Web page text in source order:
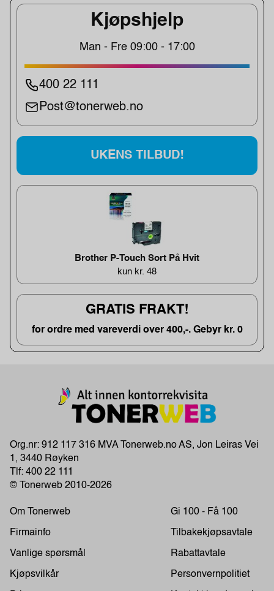
Kjøpshjelp
Man - Fre 09:00 - 17:00
400 22 111
Post@tonerweb.no
UKENS TILBUD!
Brother P-Touch Sort På Hvit
kun kr. 48
GRATIS FRAKT!
for ordre med vareverdi over 400,-. Gebyr kr. 0
Org.nr: 912 117 316 MVA Tonerweb.no AS, Jon Leiras Vei
1, 3440 Røyken
Tlf: 400 22 111
© Tonerweb 2010-2026
Om Tonerweb
Firmainfo
Vanlige spørsmål
Kjøpsvilkår
Gi 100 - Få 100
Tilbakekjøpsavtale
Rabattavtale
Personvernpolitiet